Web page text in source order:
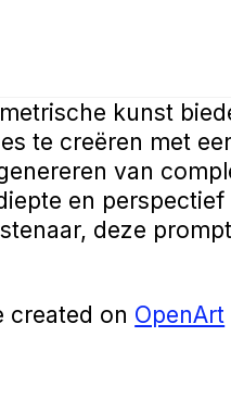
kunst
te creëren met
van
en
deze
created on OpenArt